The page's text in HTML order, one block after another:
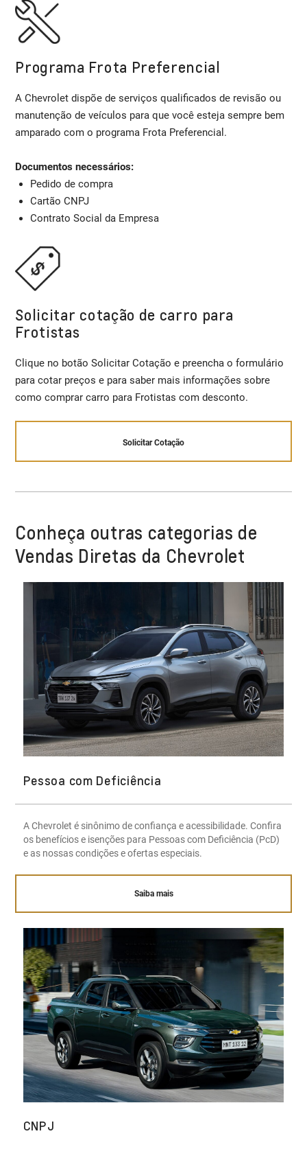
Programa Frota Preferencial
A Chevrolet dispõe de serviços qualificados de revisão ou
manutenção de veículos para que você esteja sempre bem
amparado com o programa Frota Preferencial.
Documentos necessários:
Pedido de compra
Cartão CNPJ
Contrato Social da Empresa
Solicitar cotação de carro para
Frotistas
Clique no botão Solicitar Cotação e preencha o formulário
para cotar preços e para saber mais informações sobre
como comprar carro para Frotistas com desconto.
Solicitar Cotação
Conheça outras categorias de
Vendas Diretas da Chevrolet
Pessoa com Deficiência
A Chevrolet é sinônimo de confiança e acessibilidade. Confira
os benefícios e isenções para Pessoas com Deficiência (PcD)
e as nossas condições e ofertas especiais.
Saiba mais
CNPJ